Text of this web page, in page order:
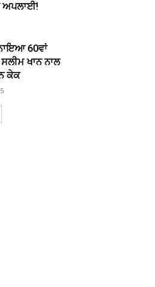
ਅਪਲਾਈ!
60ਵਾਂ
ਖਾਨ ਨਾਲ
ਕੇਕ